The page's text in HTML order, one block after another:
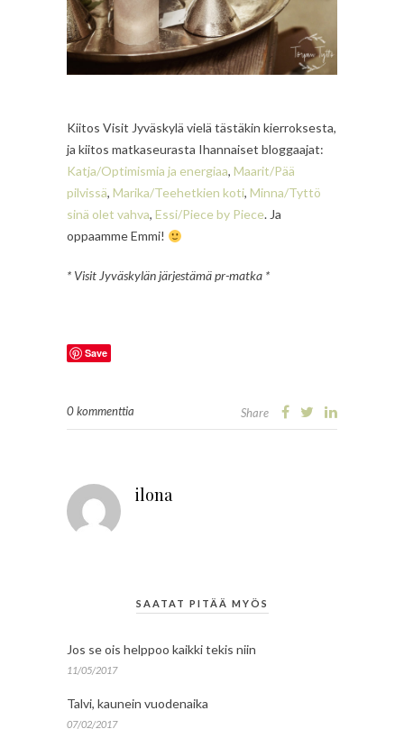
Kiitos Visit Jyväskylä vielä tästäkin kierroksesta,
ja kiitos matkaseurasta Ihannaiset bloggaajat:
Katja/Optimismia ja energiaa, Maarit/Pää
pilvissä, Marika/Teehetkien koti, Minna/Tyttö
sinä olet vahva, Essi/Piece by Piece. Ja
oppaamme Emmi!
* Visit Jyväskylän järjestämä pr-matka *
Save
0 kommenttia Share
ilona
SAATAT PITÄÄ MYÖS
Jos se ois helppoo kaikki tekis niin
11/05/2017
Talvi, kaunein vuodenaika
07/02/2017